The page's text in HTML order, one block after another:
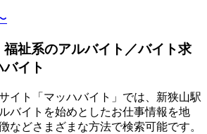
祉系のアルバイト／バイト求
イト
イト「マッハバイト」では、新狭山駅
バイトを始めとしたお仕事情報を地
などさまざまな方法で検索可能です。